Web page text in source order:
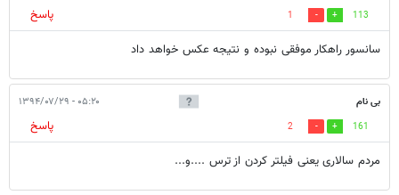
113
1
پاسخ
سانسور راهکار موفقی نبوده و نتیجه عکس خواهد داد
بی نام ۰۵:۲۰ - ۱۳۹۴/۰۷/۲۹
161
2
پاسخ
مردم سالاری یعنی فیلتر کردن از ترس ....و...